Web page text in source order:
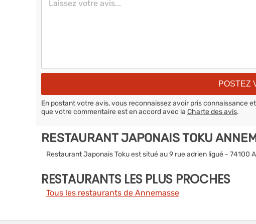
En postant votre avis, vous reconnaissez avoir pris connaissance
que votre commentaire est en accord avec la Charte des avis.
RESTAURANT JAPONAIS TOKU
Restaurant Japonais Toku est situé au 9 rue adrien ligué - 74100
RESTAURANTS LES PLUS PROCHES
Tous les restaurants de Annemasse